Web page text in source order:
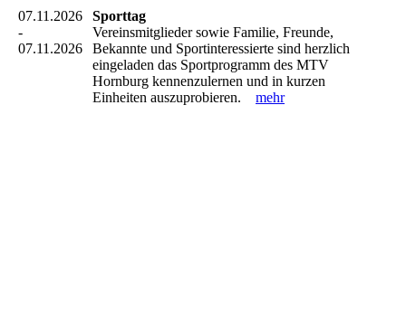
07.11.2026
-
07.11.2026
Sporttag
Vereinsmitglieder sowie Familie, Freunde,
Bekannte und Sportinteressierte sind herzlich
eingeladen das Sportprogramm des MTV
Hornburg kennenzulernen und in kurzen
Einheiten auszuprobieren. mehr